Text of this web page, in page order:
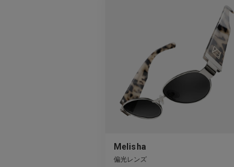
Melisha
偏光レンズ